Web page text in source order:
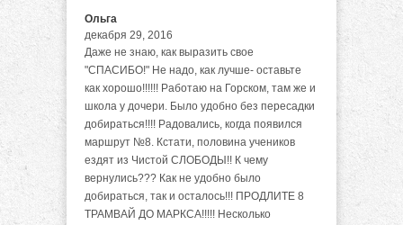
Ольга
декабря 29, 2016
Даже не знаю, как выразить свое
"СПАСИБО!" Не надо, как лучше- оставьте
как хорошо!!!!!! Работаю на Горском, там же и
школа у дочери. Было удобно без пересадки
добираться!!!! Радовались, когда появился
маршрут №8. Кстати, половина учеников
ездят из Чистой СЛОБОДЫ!! К чему
вернулись??? Как не удобно было
добираться, так и осталось!!! ПРОДЛИТЕ 8
ТРАМВАЙ ДО МАРКСА!!!!! Несколько